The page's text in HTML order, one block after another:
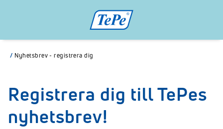
/ Nyhetsbrev - registrera dig
Registrera dig till TePes
nyhetsbrev!